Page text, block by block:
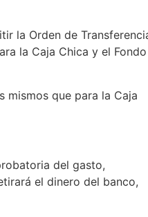
la Orden de
la Caja Chica y el Fondo
mismos que para la Caja
del gasto,
el dinero del banco,